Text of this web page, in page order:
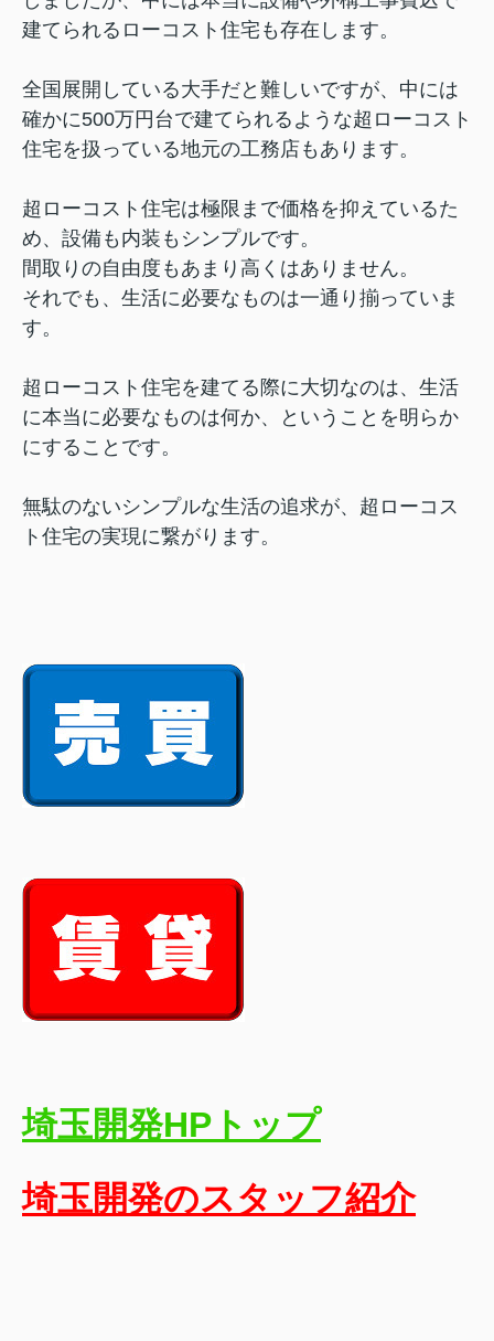
建てられるローコスト住宅も存在します。
全国展開している大手だと難しいですが、中には
確かに500万円台で建てられるような超ローコスト
住宅を扱っている地元の工務店もあります。
超ローコスト住宅は極限まで価格を抑えているた
め、設備も内装もシンプルです。
間取りの自由度もあまり高くはありません。
それでも、生活に必要なものは一通り揃っていま
す。
超ローコスト住宅を建てる際に大切なのは、生活
に本当に必要なものは何か、ということを明らか
にすることです。
無駄のないシンプルな生活の追求が、超ローコス
ト住宅の実現に繋がります。
埼玉開発HPトップ
埼玉開発のスタッフ紹介